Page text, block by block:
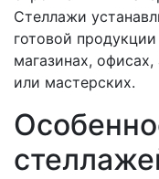
Стеллажи
готовой
магазинах,
или мастерских.